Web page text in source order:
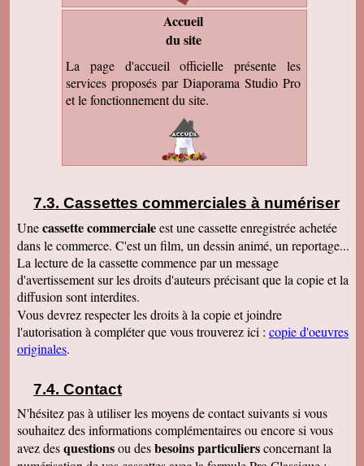
Accueil
du site
La page d'accueil officielle présente les
services proposés par Diaporama Studio Pro
et le fonctionnement du site.
Cassettes commerciales à numériser
Unecassette commercialeest une cassette enregistrée achetée
dans le commerce. C'est un film, un dessin animé, un reportage...
La lecture de la cassette commence par un message
d'avertissement sur les droits d'auteurs précisant que la copie et la
diffusion sont interdites.
Vous devrez respecter les droits à la copie et joindre
l'autorisation à compléter que vous trouverez ici : copie d'oeuvres
originales.
Contact
N'hésitez pas à utiliser les moyens de contact suivants si vous
souhaitez des informations complémentaires ou encore si vous
avez desquestionsou desbesoins particuliersconcernant la